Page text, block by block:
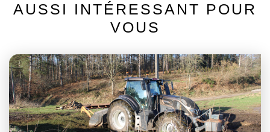
AUSSI INTÉRESSANT POUR
VOUS